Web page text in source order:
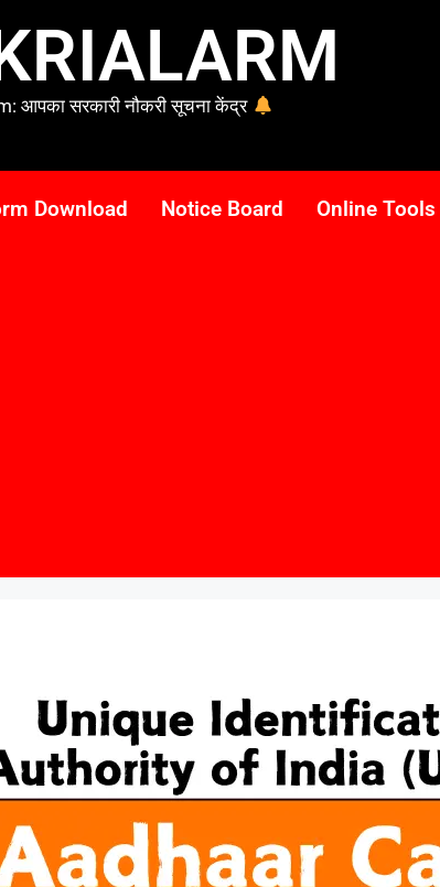
आपका सरकारी नौकरी सूचना केंद्र
Download Notice Board Online Tools